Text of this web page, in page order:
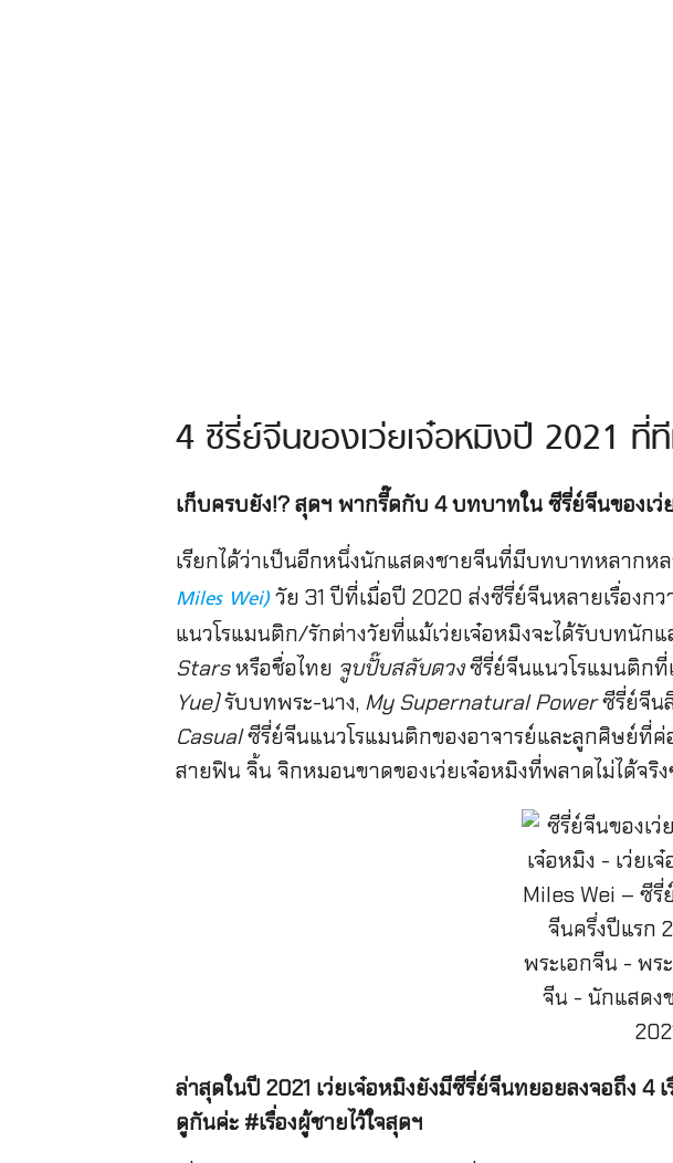
4 ซีรี่ย์จีนของเว่ยเจ๋อหมิงปี 2021 ที่
เก็บครบยัง!? สุดฯ พากรี๊ดกับ 4 บทบาทใน ซีรี่ย์จีนของเว่
เรียกได้ว่าเป็นอีกหนึ่งนักแสดงชายจีนที่มีบทบาทหลากห
Miles Wei)วัย 31 ปีที่เมื่อปี 2020 ส่งซีรี่ย์จีนหลายเรื่องก
แนวโรแมนติก/รักต่างวัยที่แม้เว่ยเจ๋อหมิงจะได้รับบทนัก
Starsหรือชื่อไทย จูบปั๊บสลับดวงซีรี่ย์จีนแนวโรแมนติกที่
Yue)รับบทพระ-นาง, My Supernatural Powerซีรี่ย์จีน
Casualซีรี่ย์จีนแนวโรแมนติกของอาจารย์และลูกศิษย์ที่ค่
สายฟิน จิ้น จิกหมอนขาดของเว่ยเจ๋อหมิงที่พลาดไม่ได้จริง
ล่าสุดในปี 2021 เว่ยเจ๋อหมิงยังมีซีรี่ย์จีนทยอยลงจอถึง
ดูกันค่ะ #เรื่องผู้ชายไว้ใจสุดฯ